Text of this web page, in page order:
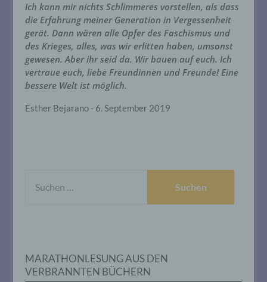
Ich kann mir nichts Schlimmeres vorstellen, als dass
die Erfahrung meiner Generation in Vergessenheit
gerät. Dann wären alle Opfer des Faschismus und
des Krieges, alles, was wir erlitten haben, umsonst
gewesen. Aber ihr seid da. Wir bauen auf euch. Ich
vertraue euch, liebe Freundinnen und Freunde! Eine
bessere Welt ist möglich.
Esther Bejarano - 6. September 2019
NACH:
MARATHONLESUNG AUS DEN
VERBRANNTEN BÜCHERN